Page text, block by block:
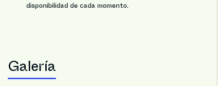
disponibilidad de cada momento.
Galería